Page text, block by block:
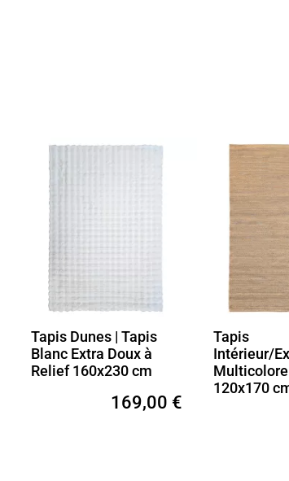
Tapis
Intérieur/Extérieur
Multicolore Effet Sisal
Tapis
formes
120x170